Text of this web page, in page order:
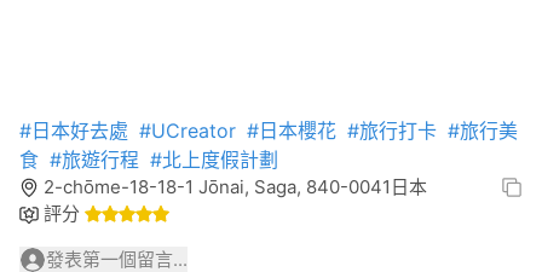
#日本好去處 #UCreator #日本櫻花 #旅行打卡 #旅行美
食 #旅遊行程 #北上度假計劃
2-chōme-18-18-1 Jōnai, Saga, 840-0041日本
評分
發表第一個留言...